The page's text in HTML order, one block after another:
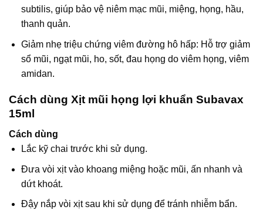
subtilis, giúp bảo vệ niêm mạc mũi, miệng, họng, hầu,
thanh quản.
Giảm nhẹ triệu chứng viêm đường hô hấp: Hỗ trợ giảm
sổ mũi, ngạt mũi, ho, sốt, đau họng do viêm họng, viêm
amidan.
Cách dùng Xịt mũi họng lợi khuẩn Subavax
15ml
Cách dùng
Lắc kỹ chai trước khi sử dụng.
Đưa vòi xịt vào khoang miệng hoặc mũi, ấn nhanh và
dứt khoát.
Đậy nắp vòi xịt sau khi sử dụng để tránh nhiễm bẩn.